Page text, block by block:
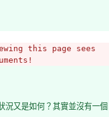
en-madrid-decide
this page sees
況又是如何？其實並沒有一個